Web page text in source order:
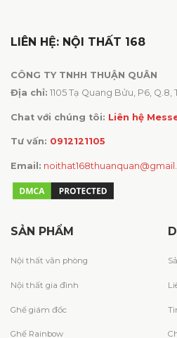
LIÊN HỆ: NỘI THẤT 168
CÔNG TY TNHH THUẬN QUÂN
Địa chỉ: 1105 Tạ Quang Bửu, P6,
Chat với chúng tôi: Liên hệ
Tư vấn: 0912121105
Email:
SẢN PHẨM
Nội thất văn phòng
Nội thất gia đình
Ghế giám đốc
Ghế Rainbow